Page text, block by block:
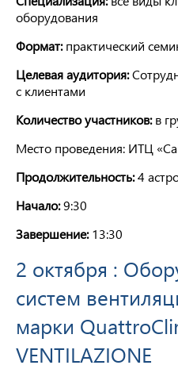
оборудования
Формат:практический
Целевая аудитория:
с клиентами
Количество участников:в
Место проведения: ИТЦ
Продолжительность:4
Начало:9:30
Завершение:13:30
2 октября :
систем
марки
VENTILAZIONE